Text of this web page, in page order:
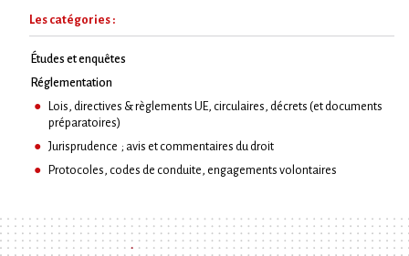
Les catégories :
Études et enquêtes
Réglementation
Lois, directives & règlements UE, circulaires, décrets (et documents
préparatoires)
Jurisprudence ; avis et commentaires du droit
Protocoles, codes de conduite, engagements volontaires